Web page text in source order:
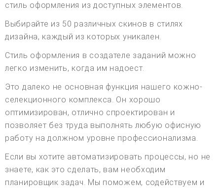
стиль оформления из доступных элементов.
Выбирайте из 50 различных скинов в стилях
дизайна, каждый из которых уникален.
Стиль оформления в создателе заданий можно
легко изменить, когда им надоест.
Это далеко не основная функция нашего кожно-
селекционного комплекса. Он хорошо
оптимизирован, отлично спроектирован и
позволяет без труда выполнять любую офисную
работу на должном уровне профессионализма.
Если вы хотите автоматизировать процессы, но не
знаете, как это сделать, вам необходим
планировщик задач. Мы поможем, содействуем и